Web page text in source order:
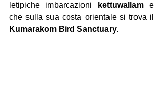
letipiche imbarcazioni
kettuwallam e
Kumarakom Bird Sanctuary.